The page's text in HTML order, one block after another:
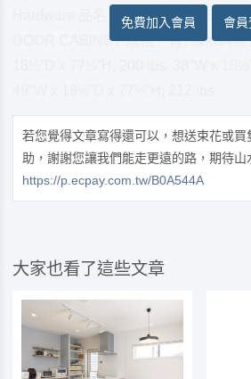
Hardware 品名：FRENCH
DOOR CABINET 規格：有7種木料染
免費加入會員 會員
若您覺得文章寫得還可以，想送束花或買
助，謝謝您讓我們能走更遠的路，期待山
https://p.ecpay.com.tw/B0A544A
大家也看了這些文章